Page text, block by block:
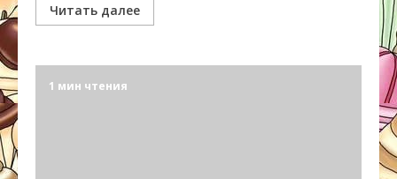
Читать далее
1 мин чтения